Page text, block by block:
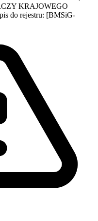
KRAJOWEGO
do rejestru: [BMSiG-